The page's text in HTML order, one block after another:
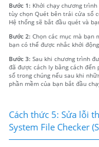
Bước 1: Khởi chạy chương trình
tùy chọn Quét bên trái cửa sổ
Hệ thống sẽ bắt đầu quét và
Bước 2: Chọn các mục mà bạn
bạn có thể được nhắc khởi
Bước 3: Sau khi chương trình
đã được cách ly bằng cách
số trong chúng nếu sau khi
phần mềm của bạn bắt đầu
Cách thức 5: Sửa lỗi
System File Checker